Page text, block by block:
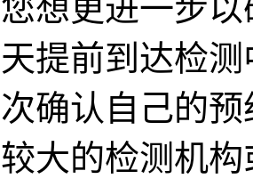
更进一步以
提前到达检
确认自己的
大的检测机